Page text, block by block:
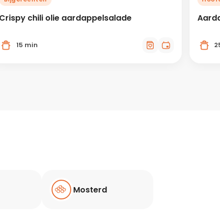
Crispy chili olie aardappelsalade
15 min
Mosterd